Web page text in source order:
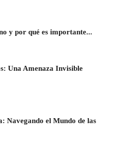
y por qué es importante...
Una Amenaza Invisible
Navegando el Mundo de las